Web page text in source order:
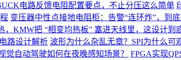
电路反馈电阻配置要点，不止分压这么简单
变压器中性点接地电阻柜：告警“连环炸”，到底
，KMW把 “相变均热板” 塞进天线里，这设计到
路设计解析 波形为什么杂乱无章？SPI为什么可
觉自动驾驶如何在夜晚感知场景？ FPGA实现